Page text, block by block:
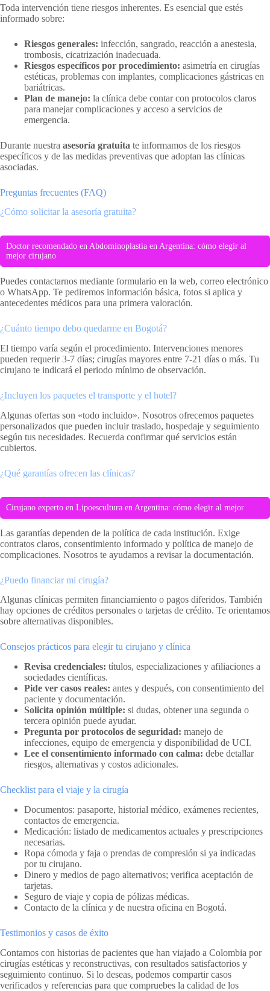
Toda intervención tiene riesgos inherentes. Es esencial que estés
informado sobre:
Riesgos generales: infección, sangrado, reacción a anestesia,
trombosis, cicatrización inadecuada.
Riesgos específicos por procedimiento: asimetría en cirugías
estéticas, problemas con implantes, complicaciones gástricas en
bariátricas.
Plan de manejo: la clínica debe contar con protocolos claros
para manejar complicaciones y acceso a servicios de
emergencia.
Durante nuestra asesoría gratuita te informamos de los riesgos
específicos y de las medidas preventivas que adoptan las clínicas
asociadas.
Preguntas frecuentes (FAQ)
¿Cómo solicitar la asesoría gratuita?
Doctor recomendado en Abdominoplastia en Argentina: cómo elegir al
mejor cirujano
Puedes contactarnos mediante formulario en la web, correo electrónico
o WhatsApp. Te pediremos información básica, fotos si aplica y
antecedentes médicos para una primera valoración.
¿Cuánto tiempo debo quedarme en Bogotá?
El tiempo varía según el procedimiento. Intervenciones menores
pueden requerir 3-7 días; cirugías mayores entre 7-21 días o más. Tu
cirujano te indicará el periodo mínimo de observación.
¿Incluyen los paquetes el transporte y el hotel?
Algunas ofertas son «todo incluido». Nosotros ofrecemos paquetes
personalizados que pueden incluir traslado, hospedaje y seguimiento
según tus necesidades. Recuerda confirmar qué servicios están
cubiertos.
¿Qué garantías ofrecen las clínicas?
Cirujano experto en Lipoescultura en Argentina: cómo elegir al mejor
Las garantías dependen de la política de cada institución. Exige
contratos claros, consentimiento informado y política de manejo de
complicaciones. Nosotros te ayudamos a revisar la documentación.
¿Puedo financiar mi cirugía?
Algunas clínicas permiten financiamiento o pagos diferidos. También
hay opciones de créditos personales o tarjetas de crédito. Te orientamos
sobre alternativas disponibles.
Consejos prácticos para elegir tu cirujano y clínica
Revisa credenciales: títulos, especializaciones y afiliaciones a
sociedades científicas.
Pide ver casos reales: antes y después, con consentimiento del
paciente y documentación.
Solicita opinión múltiple: si dudas, obtener una segunda o
tercera opinión puede ayudar.
Pregunta por protocolos de seguridad: manejo de
infecciones, equipo de emergencia y disponibilidad de UCI.
Lee el consentimiento informado con calma: debe detallar
riesgos, alternativas y costos adicionales.
Checklist para el viaje y la cirugía
Documentos: pasaporte, historial médico, exámenes recientes,
contactos de emergencia.
Medicación: listado de medicamentos actuales y prescripciones
necesarias.
Ropa cómoda y faja o prendas de compresión si ya indicadas
por tu cirujano.
Dinero y medios de pago alternativos; verifica aceptación de
tarjetas.
Seguro de viaje y copia de pólizas médicas.
Contacto de la clínica y de nuestra oficina en Bogotá.
Testimonios y casos de éxito
Contamos con historias de pacientes que han viajado a Colombia por
cirugías estéticas y reconstructivas, con resultados satisfactorios y
seguimiento continuo. Si lo deseas, podemos compartir casos
verificados y referencias para que compruebes la calidad de los